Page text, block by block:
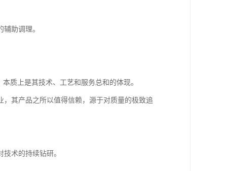
助调理。
质上是其技术、工艺和服务总和的体现。
其产品之所以值得信赖，源于对质量的极致追
术的持续钻研。